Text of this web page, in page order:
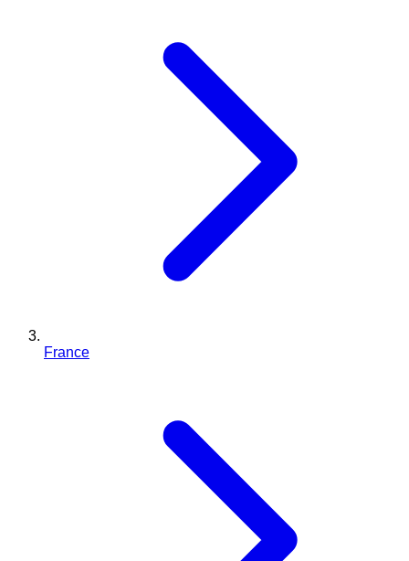
France